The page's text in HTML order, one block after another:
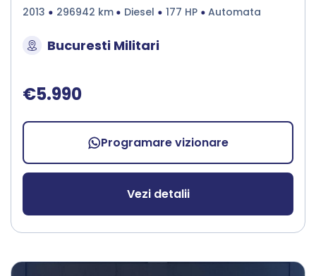
2013 296942 km Diesel 177 HP Automata
Bucuresti Militari
€5.990
Programare vizionare
Vezi detalii